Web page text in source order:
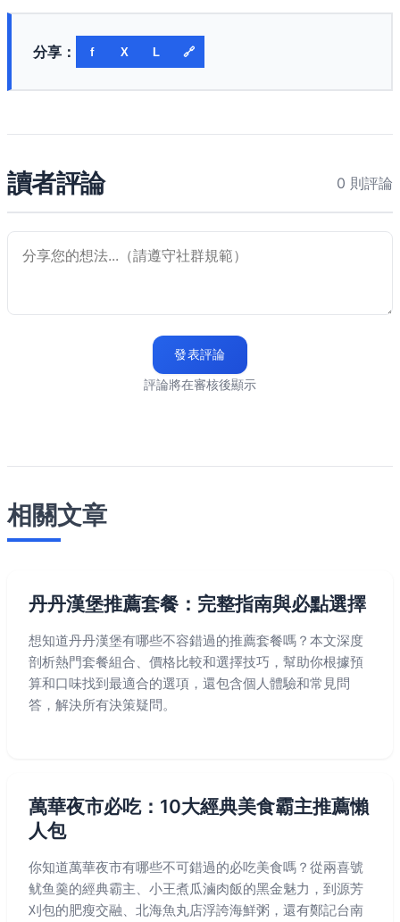
分享： f X L 🔗
讀者評論 0 則評論
發表評論
評論將在審核後顯示
相關文章
丹丹漢堡推薦套餐：完整指南與必點選擇
想知道丹丹漢堡有哪些不容錯過的推薦套餐嗎？本文深度
剖析熱門套餐組合、價格比較和選擇技巧，幫助你根據預
算和口味找到最適合的選項，還包含個人體驗和常見問
答，解決所有決策疑問。
萬華夜市必吃：10大經典美食霸主推薦懶
人包
你知道萬華夜市有哪些不可錯過的必吃美食嗎？從兩喜號
鱿鱼羹的經典霸主、小王煮瓜滷肉飯的黑金魅力，到源芳
刈包的肥瘦交融、北海魚丸店浮誇海鮮粥，還有鄭記台南